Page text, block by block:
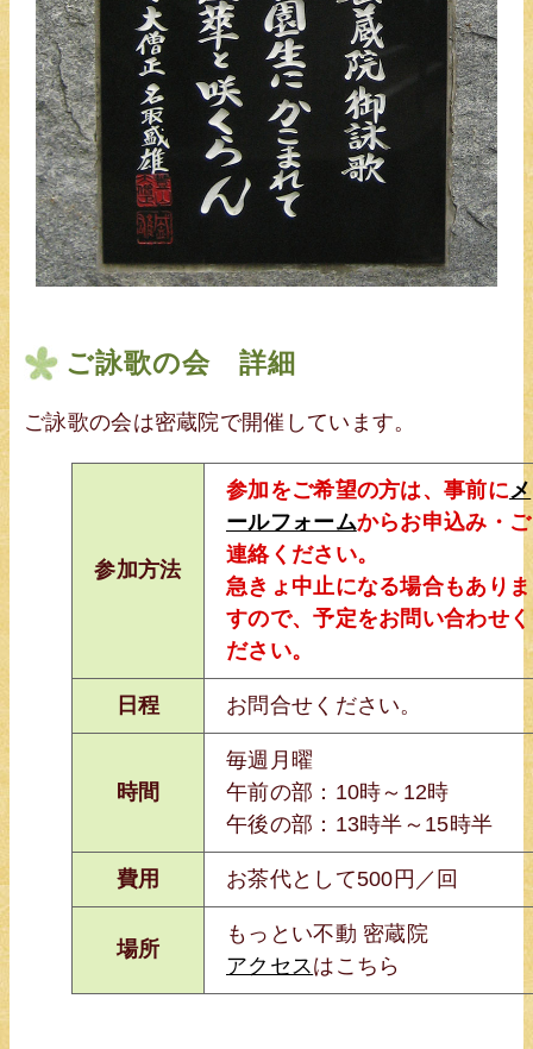
ご詠歌の会 詳細
ご詠歌の会は密蔵院で開催しています。
参加方法
参加をご希望の方は、事前にメ
ールフォームからお申込み・ご
連絡ください。
急きょ中止になる場合もありま
すので、予定をお問い合わせく
ださい。
日程 お問合せください。
時間
毎週月曜
午前の部：10時～12時
午後の部：13時半～15時半
費用 お茶代として500円／回
場所
もっとい不動 密蔵院
アクセスはこちら